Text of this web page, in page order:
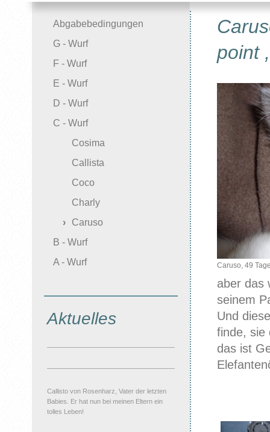
point
Caruso, 49
aber das
seinem
Und
finde, sie
das ist
Abgabebedingungen
G - Wurf
F - Wurf
E - Wurf
D - Wurf
C - Wurf
Cosima
Callista
Coco
Charly
Caruso
B - Wurf
A - Wurf
Aktuelles
Callisto von Rosenharz, Vater der letzten
Babies. Er hat nun bei meinen Eltern ein
tolles Leben!